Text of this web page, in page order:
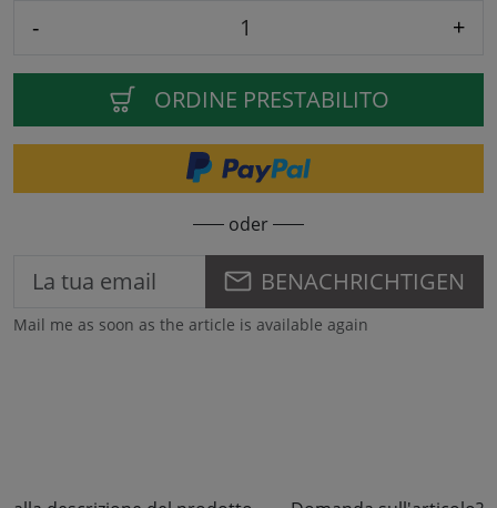
- +
ORDINE PRESTABILITO
oder
BENACHRICHTIGEN
Mail me as soon as the article is available again